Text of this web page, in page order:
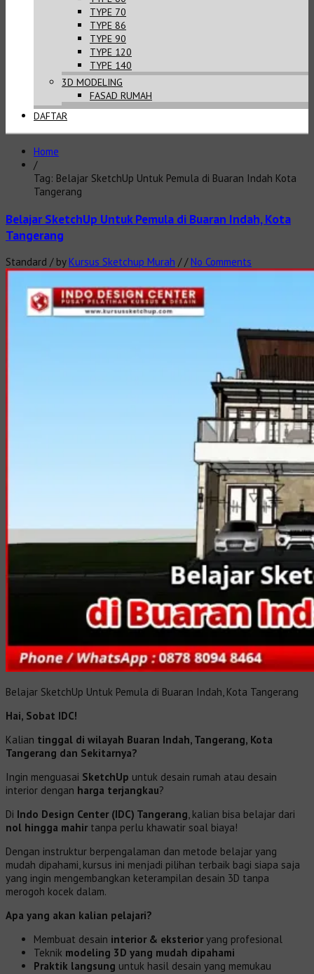
TYPE 70
TYPE 86
TYPE 90
TYPE 120
TYPE 140
3D MODELING
FASAD RUMAH
DAFTAR
Home
/
Tag: Belajar SketchUp Untuk Pemula di Buaran Indah Kota
Tangerang
Belajar SketchUp Untuk Pemula di Buaran Indah, Kota
Tangerang
Standard / byKursus Sketchup Murah //No Comments
Belajar SketchUp Untuk Pemula di Buaran Indah, Kota Tangerang
Hai, Sobat IDC!
Kalian tinggal di wilayah Buaran Indah, Tangerang, Kota
Tangerang dan Sekitarnya?
Ingin menguasai SketchUp untuk desain rumah atau desain
interior dengan harga terjangkau?
Di Indo Design Center (IDC) Tangerang, kalian bisa belajar dari
nol hingga mahirtanpa perlu khawatir soal biaya!
Dengan instruktur berpengalaman dan metode belajar yang
mudah dipahami, kursus ini menjadi pilihan terbaik bagi siapa saja
yang ingin mengembangkan keterampilan desain 3D tanpa
merogoh kocek dalam.
Apa yang akan kalian pelajari?
Membuat desain interior & eksterioryang profesional
Teknik modeling 3D yang mudah dipahami
Praktik langsung untuk hasil desain yang memukau